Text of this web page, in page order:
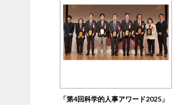
「第4回科学的人事アワード2025」